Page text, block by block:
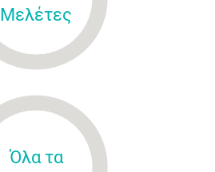
Μελέτες
Όλα τα